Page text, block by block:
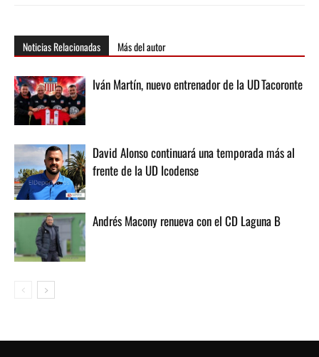
Noticias Relacionadas Más del autor
Iván Martín, nuevo entrenador de la UD Tacoronte
David Alonso continuará una temporada más al
frente de la UD Icodense
Andrés Macony renueva con el CD Laguna B